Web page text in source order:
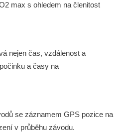
max s ohledem na členitost
nejen čas, vzdálenost a
a časy na
se záznamem GPS pozice na
v průběhu závodu.